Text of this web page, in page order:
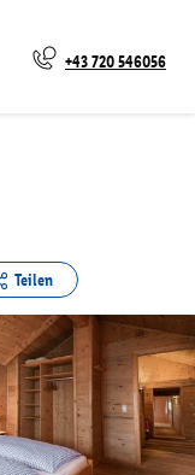
+43 720 546056
Teilen